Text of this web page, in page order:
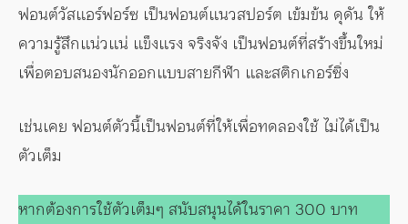
ฟอนต์วัสแอร์ฟอร์ซ เป็นฟอนต์แนวสปอร์ต เข้มข้น ดุดัน ให้
ความรู้สึกแน่วแน่ แข็งแรง จริงจัง เป็นฟอนต์ที่สร้างขึ้นใหม่
เพื่อตอบสนองนักออกแบบสายกีฬา และสติกเกอร์ซิ่ง
เช่นเคย ฟอนต์ตัวนี้เป็นฟอนต์ที่ให้เพื่อทดลองใช้ ไม่ได้เป็น
ตัวเต็ม
หากต้องการใช้ตัวเต็มๆ สนับสนุนได้ในราคา 300 บาท